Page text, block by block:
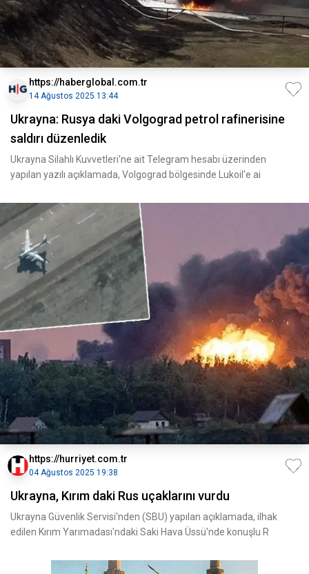
https://haberglobal.com.tr
14 Ağustos 2025 13:44
Ukrayna: Rusya daki Volgograd petrol rafinerisine
saldırı düzenledik
Ukrayna Silahlı Kuvvetleri'ne ait Telegram hesabı üzerinden
yapılan yazılı açıklamada, Volgograd bölgesinde Lukoil'e ai
https://hurriyet.com.tr
04 Ağustos 2025 19:38
Ukrayna, Kırım daki Rus uçaklarını vurdu
Ukrayna Güvenlik Servisi'nden (SBU) yapılan açıklamada, ilhak
edilen Kırım Yarımadası'ndaki Saki Hava Üssü'nde konuşlu R